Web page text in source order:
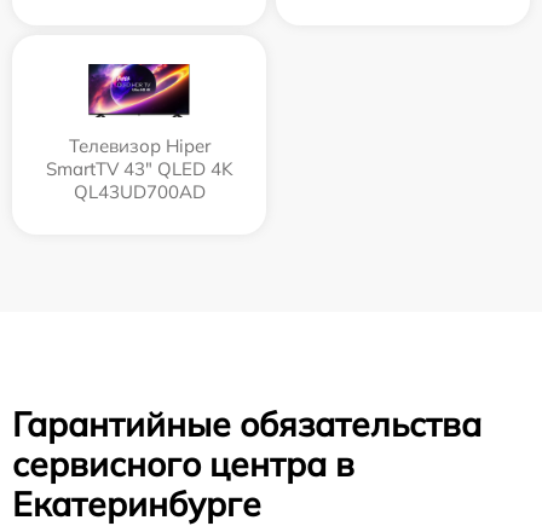
Телевизор Hiper
SmartTV 43" QLED 4K
QL43UD700AD
Гарантийные обязательства
сервисного центра в
Екатеринбурге